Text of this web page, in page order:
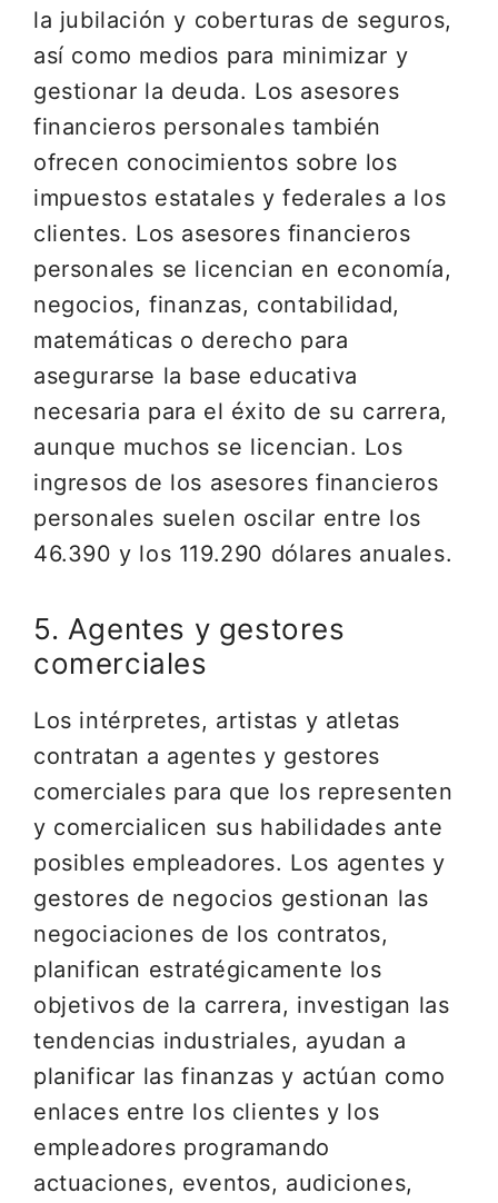
la jubilación y coberturas de seguros,
así como medios para minimizar y
gestionar la deuda. Los asesores
financieros personales también
ofrecen conocimientos sobre los
impuestos estatales y federales a los
clientes. Los asesores financieros
personales se licencian en economía,
negocios, finanzas, contabilidad,
matemáticas o derecho para
asegurarse la base educativa
necesaria para el éxito de su carrera,
aunque muchos se licencian. Los
ingresos de los asesores financieros
personales suelen oscilar entre los
46.390 y los 119.290 dólares anuales.
5. Agentes y gestores
comerciales
Los intérpretes, artistas y atletas
contratan a agentes y gestores
comerciales para que los representen
y comercialicen sus habilidades ante
posibles empleadores. Los agentes y
gestores de negocios gestionan las
negociaciones de los contratos,
planifican estratégicamente los
objetivos de la carrera, investigan las
tendencias industriales, ayudan a
planificar las finanzas y actúan como
enlaces entre los clientes y los
empleadores programando
actuaciones, eventos, audiciones,